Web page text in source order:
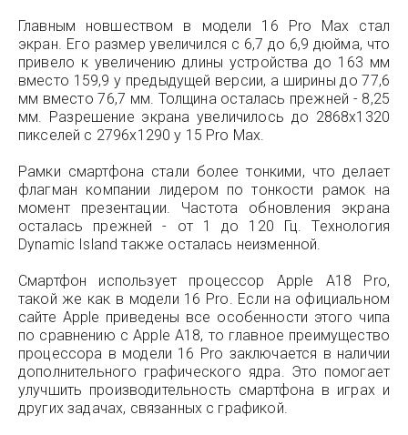
Главным новшеством в модели 16 Pro Max стал
экран. Его размер увеличился с 6,7 до 6,9 дюйма, что
привело к увеличению длины устройства до 163 мм
вместо 159,9 у предыдущей версии, а ширины до 77,6
мм вместо 76,7 мм. Толщина осталась прежней - 8,25
мм. Разрешение экрана увеличилось до 2868x1320
пикселей с 2796x1290 у 15 Pro Max.
Рамки смартфона стали более тонкими, что делает
флагман компании лидером по тонкости рамок на
момент презентации. Частота обновления экрана
осталась прежней - от 1 до 120 Гц. Технология
Dynamic Island также осталась неизменной.
Смартфон использует процессор Apple A18 Pro,
такой же как в модели 16 Pro. Если на официальном
сайте Apple приведены все особенности этого чипа
по сравнению с Apple A18, то главное преимущество
процессора в модели 16 Pro заключается в наличии
дополнительного графического ядра. Это помогает
улучшить производительность смартфона в играх и
других задачах, связанных с графикой.